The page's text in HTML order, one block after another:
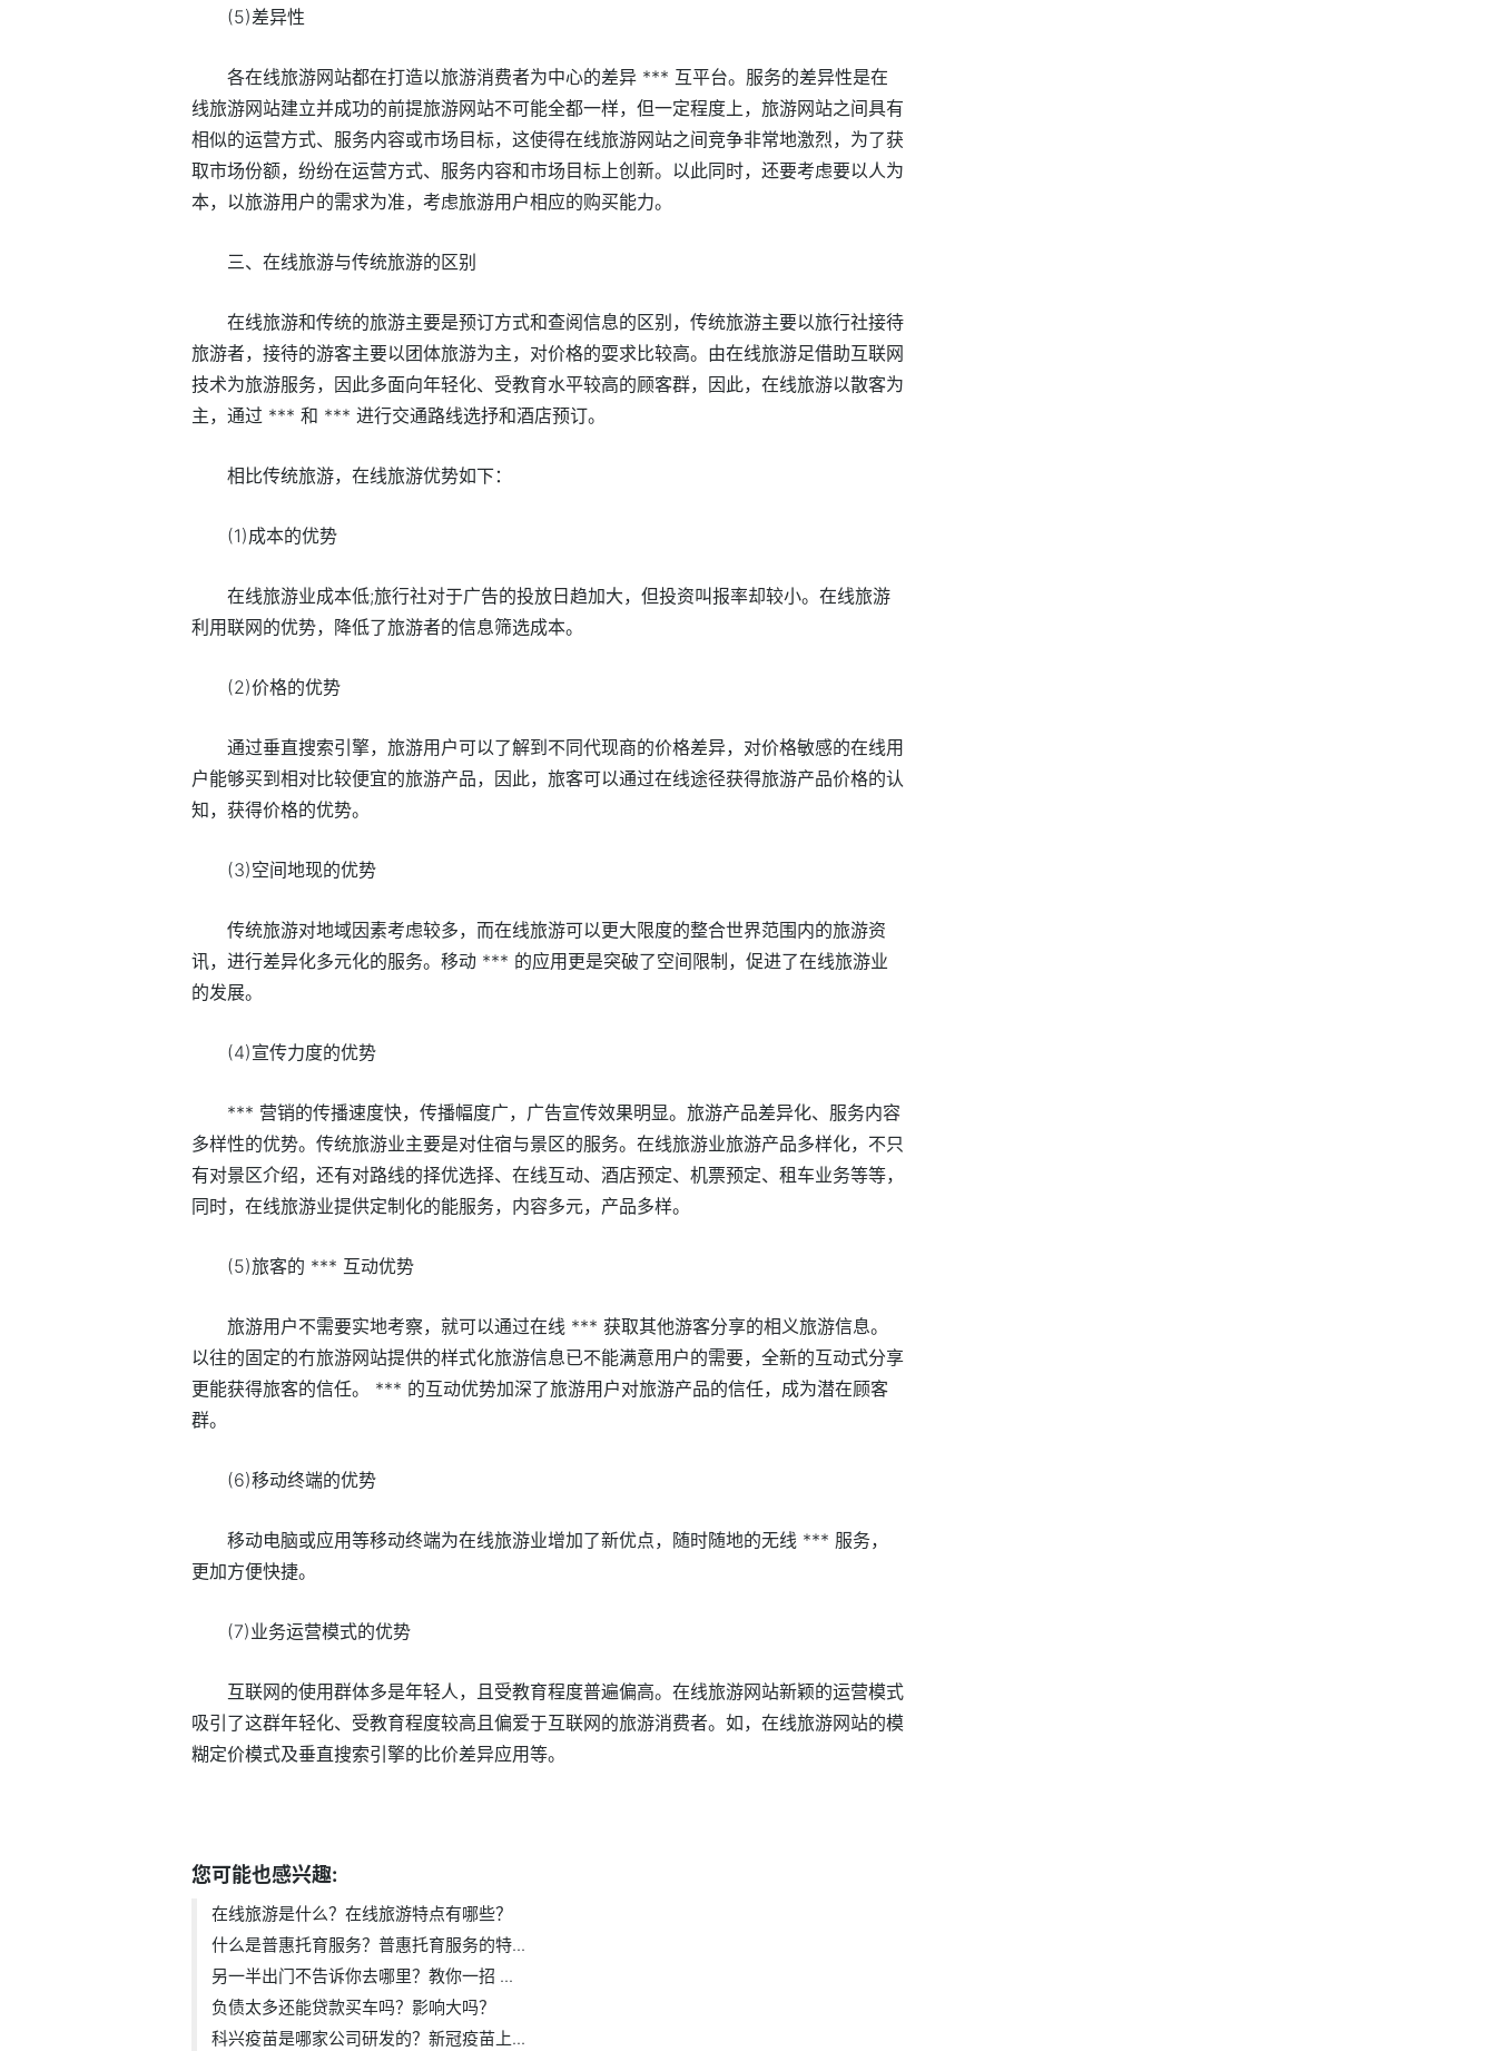
(5)差异性
各在线旅游网站都在打造以旅游消费者为中心的差异 *** 互平台。服务的差异性是在
线旅游网站建立并成功的前提旅游网站不可能全都一样，但一定程度上，旅游网站之间具有
相似的运营方式、服务内容或市场目标，这使得在线旅游网站之间竞争非常地激烈，为了获
取市场份额，纷纷在运营方式、服务内容和市场目标上创新。以此同时，还要考虑要以人为
本，以旅游用户的需求为准，考虑旅游用户相应的购买能力。
三、在线旅游与传统旅游的区别
在线旅游和传统的旅游主要是预订方式和查阅信息的区别，传统旅游主要以旅行社接待
旅游者，接待的游客主要以团体旅游为主，对价格的耍求比较高。由在线旅游足借助互联网
技术为旅游服务，因此多面向年轻化、受教育水平较高的顾客群，因此，在线旅游以散客为
主，通过 *** 和 *** 进行交通路线选抒和酒店预订。
相比传统旅游，在线旅游优势如下：
(1)成本的优势
在线旅游业成本低;旅行社对于广告的投放日趋加大，但投资叫报率却较小。在线旅游
利用联网的优势，降低了旅游者的信息筛选成本。
(2)价格的优势
通过垂直搜索引擎，旅游用户可以了解到不同代现商的价格差异，对价格敏感的在线用
户能够买到相对比较便宜的旅游产品，因此，旅客可以通过在线途径获得旅游产品价格的认
知，获得价格的优势。
(3)空间地现的优势
传统旅游对地域因素考虑较多，而在线旅游可以更大限度的整合世界范围内的旅游资
讯，进行差异化多元化的服务。移动 *** 的应用更是突破了空间限制，促进了在线旅游业
的发展。
(4)宣传力度的优势
*** 营销的传播速度快，传播幅度广，广告宣传效果明显。旅游产品差异化、服务内容
多样性的优势。传统旅游业主要是对住宿与景区的服务。在线旅游业旅游产品多样化，不只
有对景区介绍，还有对路线的择优选择、在线互动、酒店预定、机票预定、租车业务等等，
同时，在线旅游业提供定制化的能服务，内容多元，产品多样。
(5)旅客的 *** 互动优势
旅游用户不需要实地考察，就可以通过在线 *** 获取其他游客分享的相义旅游信息。
以往的固定的冇旅游网站提供的样式化旅游信息已不能满意用户的需要，全新的互动式分享
更能获得旅客的信任。 *** 的互动优势加深了旅游用户对旅游产品的信任，成为潜在顾客
群。
(6)移动终端的优势
移动电脑或应用等移动终端为在线旅游业增加了新优点，随时随地的无线 *** 服务，
更加方便快捷。
(7)业务运营模式的优势
互联网的使用群体多是年轻人，且受教育程度普遍偏高。在线旅游网站新颖的运营模式
吸引了这群年轻化、受教育程度较高且偏爱于互联网的旅游消费者。如，在线旅游网站的模
糊定价模式及垂直搜索引擎的比价差异应用等。
您可能也感兴趣:
在线旅游是什么？在线旅游特点有哪些？
什么是普惠托育服务？普惠托育服务的特...
另一半出门不告诉你去哪里？教你一招 ...
负债太多还能贷款买车吗？影响大吗？
科兴疫苗是哪家公司研发的？新冠疫苗上...